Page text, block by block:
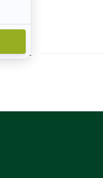
-1von 1